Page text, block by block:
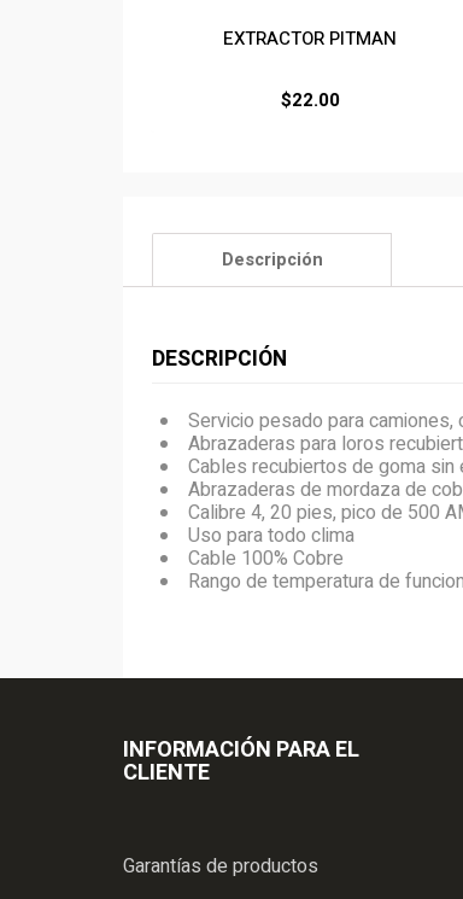
EXTRACTOR PITMAN
$22.00
Descripción
DESCRIPCIÓN
Servicio pesado para
Abrazaderas para loros
Cables recubiertos de goma sin
Abrazaderas de mordaza de
Calibre 4, 20 pies, pico de 500
Uso para todo clima
Cable 100% Cobre
Rango de temperatura de
INFORMACIÓN PARA EL
CLIENTE
Garantías de productos